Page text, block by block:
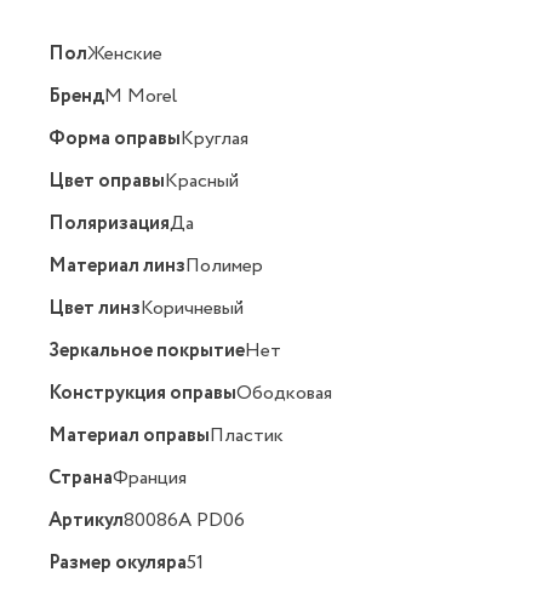
ПолЖенские
БрендM Morel
Форма оправыКруглая
Цвет оправыКрасный
ПоляризацияДа
Материал линзПолимер
Цвет линзКоричневый
Зеркальное покрытиеНет
Конструкция оправыОбодковая
Материал оправыПластик
СтранаФранция
Артикул80086A PD06
Размер окуляра51